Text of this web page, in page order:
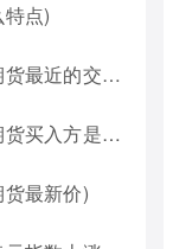
点)
易价格是什么)
否有履约权利)
最新价)